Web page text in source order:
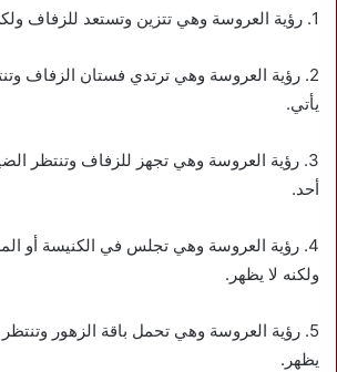
1. رؤية العروسة وهي تتزين وتستعد للزفاف ولكن الزفاف لا يحدث.
2. رؤية العروسة وهي ترتدي فستان الزفاف
يأتي.
3. رؤية العروسة وهي تجهز للزفاف وتنتظر
أحد.
4. رؤية العروسة وهي تجلس في الكنيسة أو
ولكنه لا يظهر.
5. رؤية العروسة وهي تحمل باقة الزهور
يظهر.